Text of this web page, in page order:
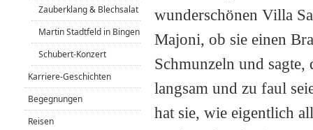
wunderschönen Villa
Majoni, ob sie einen
Schmunzeln und sagte,
langsam und zu faul
hat sie, wie eigentlich
Zauberklang & Blechsalat
Martin Stadtfeld in Bingen
Schubert-Konzert
Karriere-Geschichten
Begegnungen
Reisen